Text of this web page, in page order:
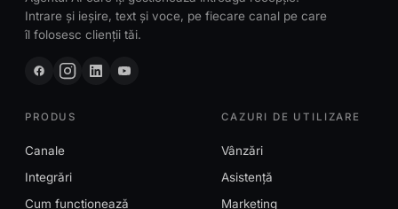
Intrare și ieșire, text și voce, pe fiecare canal pe care
îl folosesc clienții tăi.
PRODUS
Canale
Integrări
Cum funcționează
CAZURI DE UTILIZARE
Vânzări
Asistență
Marketing